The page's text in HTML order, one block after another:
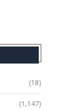
(18)
(1,147)